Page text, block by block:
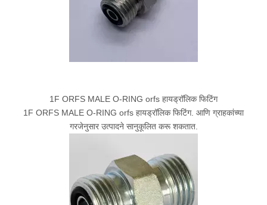
1F ORFS MALE O-RING orfs हायड्रॉलिक फिटिंग
1F ORFS MALE O-RING orfs हायड्रॉलिक फिटिंग. आणि ग्राहकांच्या
गरजेनुसार उत्पादने सानुकूलित करू शकतात.